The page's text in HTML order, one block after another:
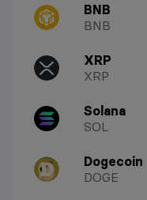
BNB
BNB
XRP
XRP
Solana
SOL
Dogecoin
DOGE